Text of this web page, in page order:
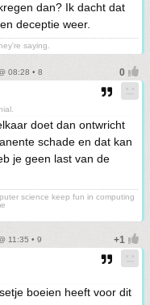
dan? Ik dacht dat
deceptie weer.
saying.
08:28 • 8
doet dan ontwricht
schade en dat kan
je geen last van de
science keep fun in computing
11:35 • 9
boeien heeft voor dit